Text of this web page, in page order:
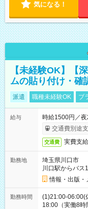
気になる！
【未経験OK】【
ムの貼り付け・確
派遣 職種未経験OK ブ
給与
時給1500円／
交通費別途
交通費 実費支
勤務地
埼玉県川口市
川口駅からバス
情報・出版・
勤務時間
(1)21:00-06:00(
18:00（実働8時